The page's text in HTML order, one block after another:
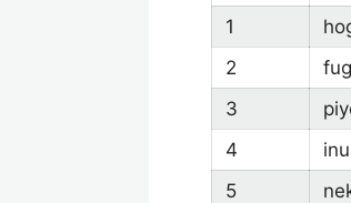
1
2
3
4
inu
5